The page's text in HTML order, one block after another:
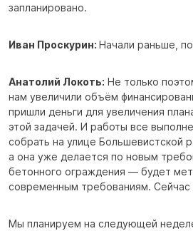
запланировано.
Иван Проскурин: Начали раньше,
Анатолий Локоть: Не только
нам увеличили объём
пришли деньги для увеличения
этой задачей. И работы все
собрать на улице Большевистской
а она уже делается по новым
бетонного ограждения — будет
современным требованиям. Сейчас
Мы планируем на следующей